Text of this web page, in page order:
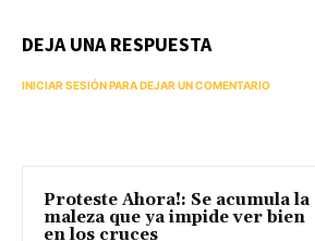
DEJA UNA RESPUESTA
INICIAR SESIÓN PARA DEJAR UN COMENTARIO
Proteste Ahora!: Se acumula la
maleza que ya impide ver bien
en los cruces